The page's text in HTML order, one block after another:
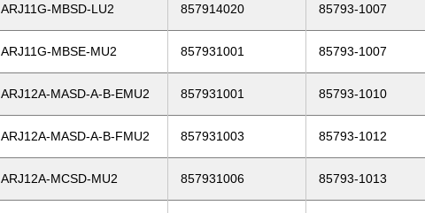
ARJ11G-MBSD-LU2 857914020 85793-1007
ARJ11G-MBSE-MU2 857931001 85793-1007
ARJ12A-MASD-A-B-EMU2 857931001 85793-1010
ARJ12A-MASD-A-B-FMU2 857931003 85793-1012
ARJ12A-MCSD-MU2 857931006 85793-1013